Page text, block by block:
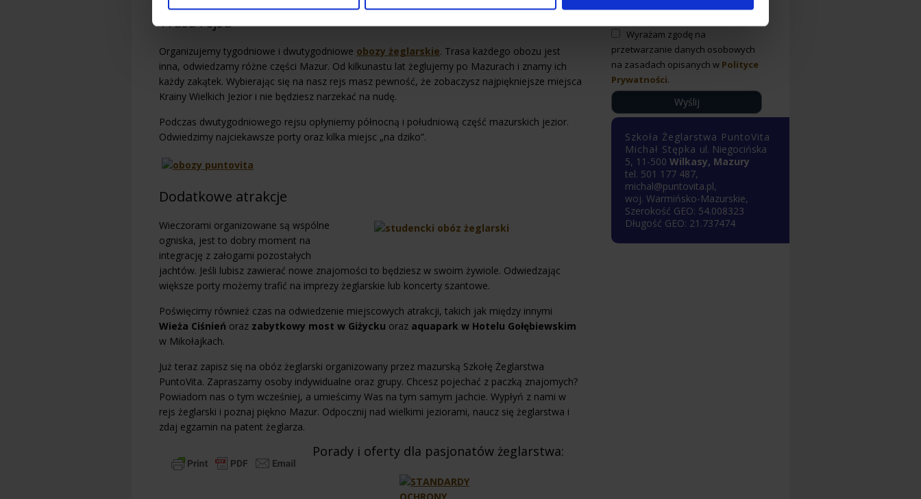
Trasa rejsu
Organizujemy tygodniowe i dwutygodniowe obozy żeglarskie. Trasa każdego obozu jest
inna, odwiedzamy różne części Mazur. Od kilkunastu lat żeglujemy po Mazurach i znamy ich
każdy zakątek. Wybierając się na nasz rejs masz pewność, że zobaczysz najpiękniejsze miejsca
Krainy Wielkich Jezior i nie będziesz narzekać na nudę.
Podczas dwutygodniowego rejsu opłyniemy północną i południową część mazurskich jezior.
Odwiedzimy najciekawsze porty oraz kilka miejsc „na dziko”.
Dodatkowe atrakcje
Wieczorami organizowane są wspólne
ogniska, jest to dobry moment na
integrację z załogami pozostałych
jachtów. Jeśli lubisz zawierać nowe znajomości to będziesz w swoim żywiole. Odwiedzając
większe porty możemy trafić na imprezy żeglarskie lub koncerty szantowe.
Poświęcimy również czas na odwiedzenie miejscowych atrakcji, takich jak między innymi
Wieża Ciśnień oraz zabytkowy most w Giżycku oraz aquapark w Hotelu Gołębiewskim
w Mikołajkach.
Już teraz zapisz się na obóz żeglarski organizowany przez mazurską Szkołę Żeglarstwa
PuntoVita. Zapraszamy osoby indywidualne oraz grupy. Chcesz pojechać z paczką znajomych?
Powiadom nas o tym wcześniej, a umieścimy Was na tym samym jachcie. Wypłyń z nami w
rejs żeglarski i poznaj piękno Mazur. Odpocznij nad wielkimi jeziorami, naucz się żeglarstwa i
zdaj egzamin na patent żeglarza.
Porady i oferty dla pasjonatów żeglarstwa:
Wyrażam zgodę na
przetwarzanie danych osobowych
na zasadach opisanych w Polityce
Prywatności.
Szkoła Żeglarstwa PuntoVita
Michał Stępka ul. Niegocińska
5, 11-500 Wilkasy, Mazury
tel. 501 177 487,
michal@puntovita.pl,
woj. Warmińsko-Mazurskie,
Szerokość GEO: 54.008323
Długość GEO: 21.737474